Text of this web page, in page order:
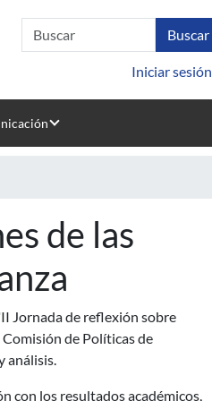
Iniciar sesión
de las
Jornada de reflexión sobre
de Políticas de
análisis.
con los resultados académicos,